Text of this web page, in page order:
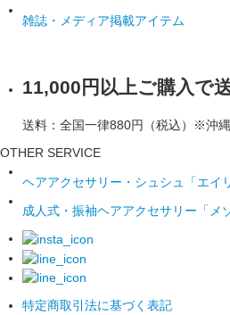
雑誌・メディア掲載アイテム
11,000円以上ご購入で
送料：全国一律880円（税込）※沖
OTHER SERVICE
ヘアアクセサリー・シュシュ「エイ
成人式・振袖ヘアアクセサリー「メ
特定商取引法に基づく表記